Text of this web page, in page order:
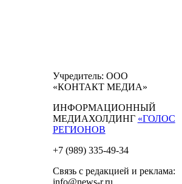
Учредитель: ООО
«КОНТАКТ МЕДИА»
ИНФОРМАЦИОННЫЙ
МЕДИАХОЛДИНГ «ГОЛОС
РЕГИОНОВ
+7 (989) 335-49-34
Связь с редакцией и реклама:
info@news-r.ru